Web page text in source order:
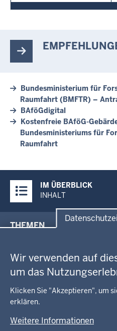
Wir verwenden auf
um das
Klicken Sie "Akzeptieren", um
erklären.
Weitere Informationen
Bundesministerium für
Raumfahrt (BMFTR) –
BAföGdigital
Kostenfreie BAföG-
Bundesministeriums für
Raumfahrt
Inhalte
IM ÜBERBLICK
INHALT
in
Fußzeile
THEMEN
Gesundheit und Soziales
Kommunales, Planung, Bauen und
Schule und Bildung
Wirtschaft und Kultur
GEOBASIS NRW
Ausbildung und Karriere
Geodaten-Anwendungen
Neues
Produkte und Dienste
Amtsblatt
Behördenleitung